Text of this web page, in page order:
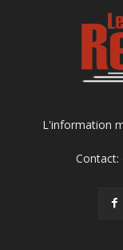
L'information
Contact: